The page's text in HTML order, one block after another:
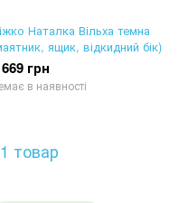
Наталка Вільха темна
ящик, відкидний бік)
грн
в наявності
товар